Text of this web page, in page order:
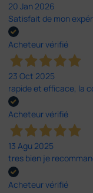
20 Jan 2026
Satisfait de mon
Acheteur vérifié
23 Oct 2025
rapide et efficace, la
Acheteur vérifié
13 Agu 2025
tres bien je
Acheteur vérifié